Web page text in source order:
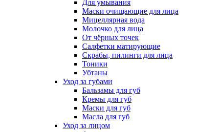
Для умывания
Маски очищающие для лица
Мицеллярная вода
Молочко для лица
От чёрных точек
Салфетки матирующие
Скрабы, пилинги для лица
Тоники
Убтаны
Уход за губами
Бальзамы для губ
Кремы для губ
Маски для губ
Масла для губ
Уход за лицом